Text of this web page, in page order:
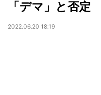
「デマ」と否定
2022.06.20 18:19